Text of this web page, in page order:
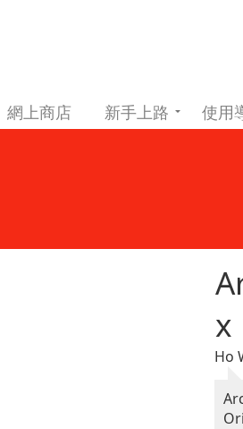
網上商店 新手上路 使用
x
Ho